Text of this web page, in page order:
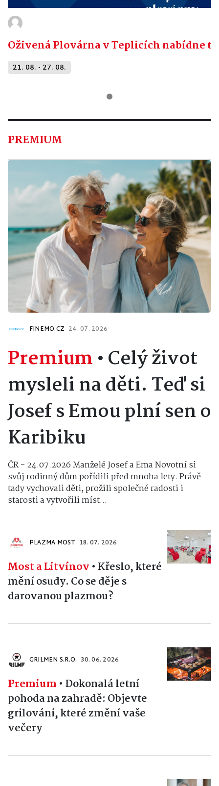
Oživená Plovárna v Teplicích nabídne
21. 08. - 27. 08.
PREMIUM
FINEMO.CZ 24. 07. 2026
Premium•Celý život
mysleli na děti. Teď si
Josef s Emou plní sen o
Karibiku
ČR - 24.07.2026 Manželé Josef a Ema Novotní si
svůj rodinný dům pořídili před mnoha lety. Právě
tady vychovali děti, prožili společné radosti i
starosti a vytvořili míst...
PLAZMA MOST 18. 07. 2026
Most a Litvínov • Křeslo, které
mění osudy. Co se děje s
darovanou plazmou?
GRILMEN S.R.O. 30. 06. 2026
Premium • Dokonalá letní
pohoda na zahradě: Objevte
grilování, které změní vaše
večery